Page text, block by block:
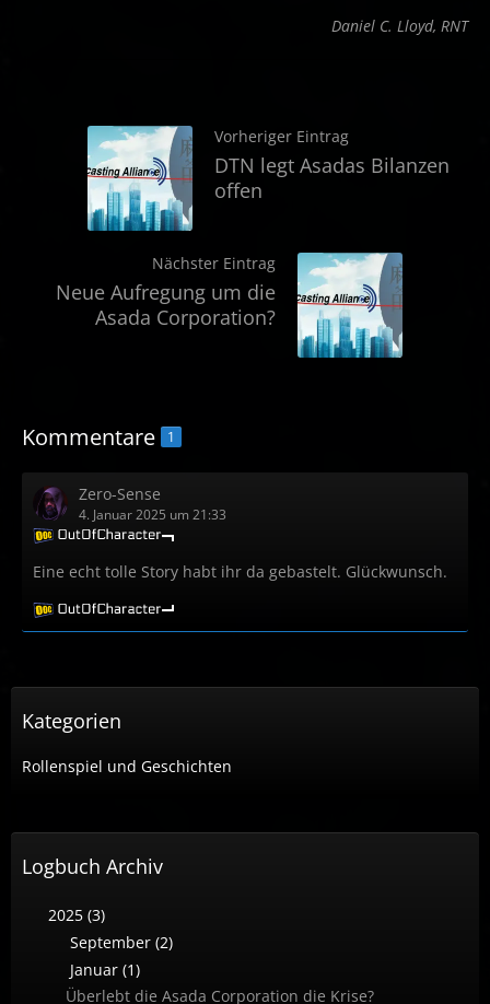
Daniel C. Lloyd, RNT
Vorheriger Eintrag
DTN legt Asadas Bilanzen
offen
Nächster Eintrag
Neue Aufregung um die
Asada Corporation?
Kommentare 1
Zero-Sense
4. Januar 2025 um 21:33
Eine echt tolle Story habt ihr da gebastelt. Glückwunsch.
Kategorien
Rollenspiel und Geschichten
Logbuch Archiv
2025 (3)
September (2)
Januar (1)
Überlebt die Asada Corporation die Krise?